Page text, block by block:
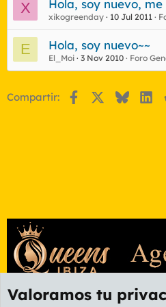
X Hola, soy nuevo,
xikogreenday 10 Jul 2011
E Hola, soy nuevo~~
El_Moi 3 Nov 2010 Foro
Compartir: Facebook
Valoramos tu